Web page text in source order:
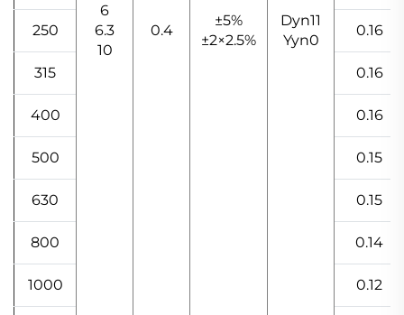
6
6.3
10
0.4
±5%
±2×2.5%
Dyn11
Yyn0
250 0.16
315 0.16
400 0.16
500 0.15
630 0.15
800 0.14
1000 0.12